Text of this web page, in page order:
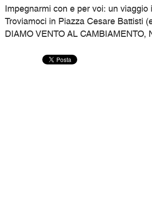
Impegnarmi con e per voi: un
Troviamoci in Piazza Cesare Battisti
DIAMO VENTO AL CAMBIAMENTO,